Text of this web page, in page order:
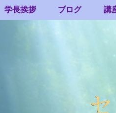
学長挨拶 ブログ 講